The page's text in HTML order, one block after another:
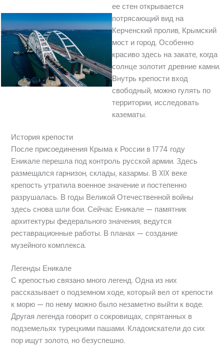
ее стен открывается
потрясающий вид на
Керченский пролив, Крымский
мост и город. Особенно
красиво здесь на закате, когда
солнце золотит древние камни.
Внутрь крепости вход
свободный, можно гулять по
территории, исследовать
казематы.
История крепости
После присоединения Крыма к России в 1774 году
Еникале перешла под контроль русской армии. Здесь
размещался гарнизон, склады, казармы. В XIX веке
крепость утратила военное значение и постепенно
разрушалась. В годы Великой Отечественной войны
здесь снова шли бои. Сейчас Еникале — памятник
архитектуры федерального значения, ведутся
реставрационные работы. В планах — создание
музейного комплекса.
Легенды Еникале
С крепостью связано много легенд. Одна из них
рассказывает о подземном ходе, который вел от крепости
к морю — по нему можно было незаметно выйти к воде.
Другая легенда говорит о сокровищах, спрятанных в
подземельях турецкими пашами. Кладоискатели до сих
пор ищут золото, но безуспешно.